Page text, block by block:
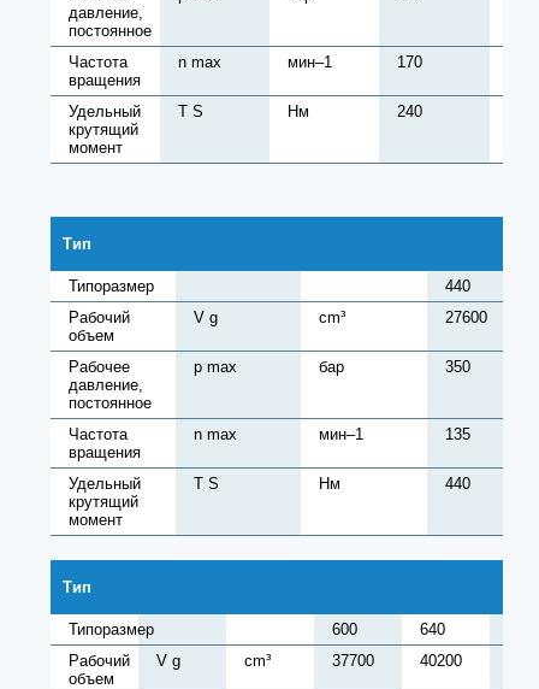
давление,
постоянное
Частота
вращения
n max мин–1 170
Удельный
крутящий
момент
T S Нм 240
Тип
Типоразмер
440
Рабочий
объем
V g cm³ 27600
Рабочее
давление,
постоянное
p max бар 350
Частота
вращения
n max мин–1 135
Удельный
крутящий
момент
T S Нм 440
Тип
Типоразмер 600 640
Рабочий
объем
V g cm³ 37700 40200